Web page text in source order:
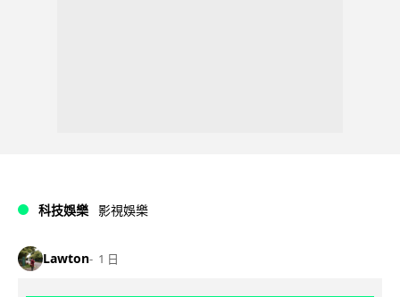
科技娛樂 影視娛樂
Lawton 1 日